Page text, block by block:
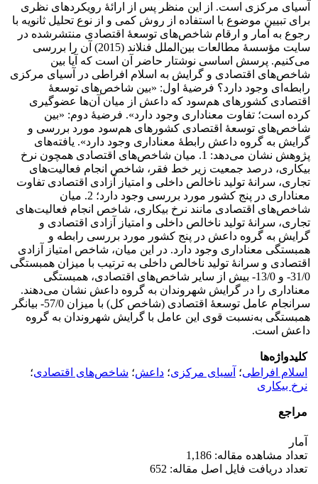
آسیای مرکزی است. از این منظر پس از ارائۀ رویکردهای نظری
برای تبیین موضوع با استفاده از روش کمی و از نوع تحلیل ثانویه با
رجوع به آمار و ارقام شاخص‌های توسعۀ اقتصادی منتشرشده در
سایت مؤسسۀ مطالعات بین‌الملل فنلاند (2015) آن را بررسی
می‌کنیم. پرسش اساسی نوشتار حاضر آن است که آیا بین
شاخص‌های اقتصادی و گرایش به اسلام افراطی در آسیای مرکزی
رابطه‌ای وجود دارد؟ فرضیۀ اول: «بین شاخص‌های توسعۀ
اقتصادی کشورهای هم‌سود که داعش از میان آن‌ها عضوگیری
کرده است؛ تفاوت معناداری وجود دارد». فرضیۀ دوم: «بین
شاخص‌های توسعۀ اقتصادی کشورهای هم‌سود مورد بررسی و
گرایش به گروه داعش رابطۀ معناداری وجود دارد». یافته‌های
پژوهش نشان می‌دهد: 1. میان شاخص‌های اقتصادی همچون نرخ
بیکاری، درصد جمعیت زیر خط فقر، شاخص انجام فعالیت‌های
تجاری، سرانۀ تولید ناخالص داخلی و امتیاز آزادی اقتصادی تفاوت
معناداری در پنج کشور مورد بررسی وجود دارد؛ 2. میان
شاخص‌های اقتصادی مانند نرخ بیکاری، شاخص انجام فعالیت‌های
تجاری، سرانۀ تولید ناخالص داخلی و امتیاز آزادی اقتصادی و
گرایش به گروه داعش در پنج کشور مورد بررسی رابطه و
همبستگی معناداری وجود دارد. در این میان، شاخص امتیاز آزادی
اقتصادی و سرانۀ تولید ناخالص داخلی به ترتیب با میزان همبستگی
31/0- و 13/0- بیش از سایر شاخص‌های اقتصادی، همبستگی
معناداری را در گرایش شهروندان به گروه داعش نشان می‌دهند.
سرانجام عامل توسعۀ اقتصادی (شاخص کل) با میزان 57/0- بیانگر
همبستگی به‌نسبت قوی این عامل با گرایش شهروندان به گروه
داعش است.
کلیدواژه‌ها
اسلام افراطی؛ آسیای مرکزی؛ داعش؛ شاخص‌های اقتصادی؛
نرخ بیکاری
مراجع
آمار
تعداد مشاهده مقاله: 1,186
تعداد دریافت فایل اصل مقاله: 652